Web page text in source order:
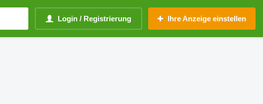
Login / Registrierung Ihre Anzeige einstellen